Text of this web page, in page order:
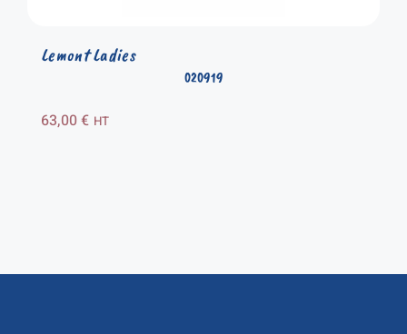
020919
Lemont Ladies
63,00€ HT